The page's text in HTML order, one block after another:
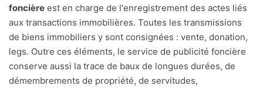
foncière est en charge de l'enregistrement des actes liés
aux transactions immobilières. Toutes les transmissions
de biens immobiliers y sont consignées : vente, donation,
legs. Outre ces éléments, le service de publicité foncière
conserve aussi la trace de baux de longues durées, de
démembrements de propriété, de servitudes,